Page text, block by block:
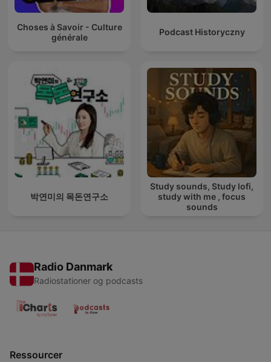
Choses à Savoir - Culture
générale
Podcast Historyczny
박연미의 목돈연구소
Study sounds, Study lofi,
study with me , focus
sounds
Radio Danmark
Radiostationer og podcasts
Ressourcer